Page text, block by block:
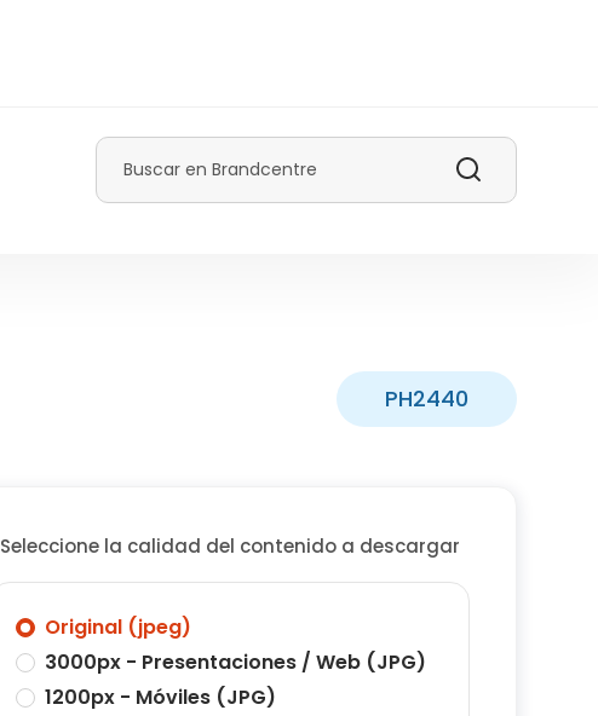
Buscar
PH2440
Seleccione la calidad del contenido a descargar
Original (jpeg)
3000px - Presentaciones / Web (JPG)
1200px - Móviles (JPG)